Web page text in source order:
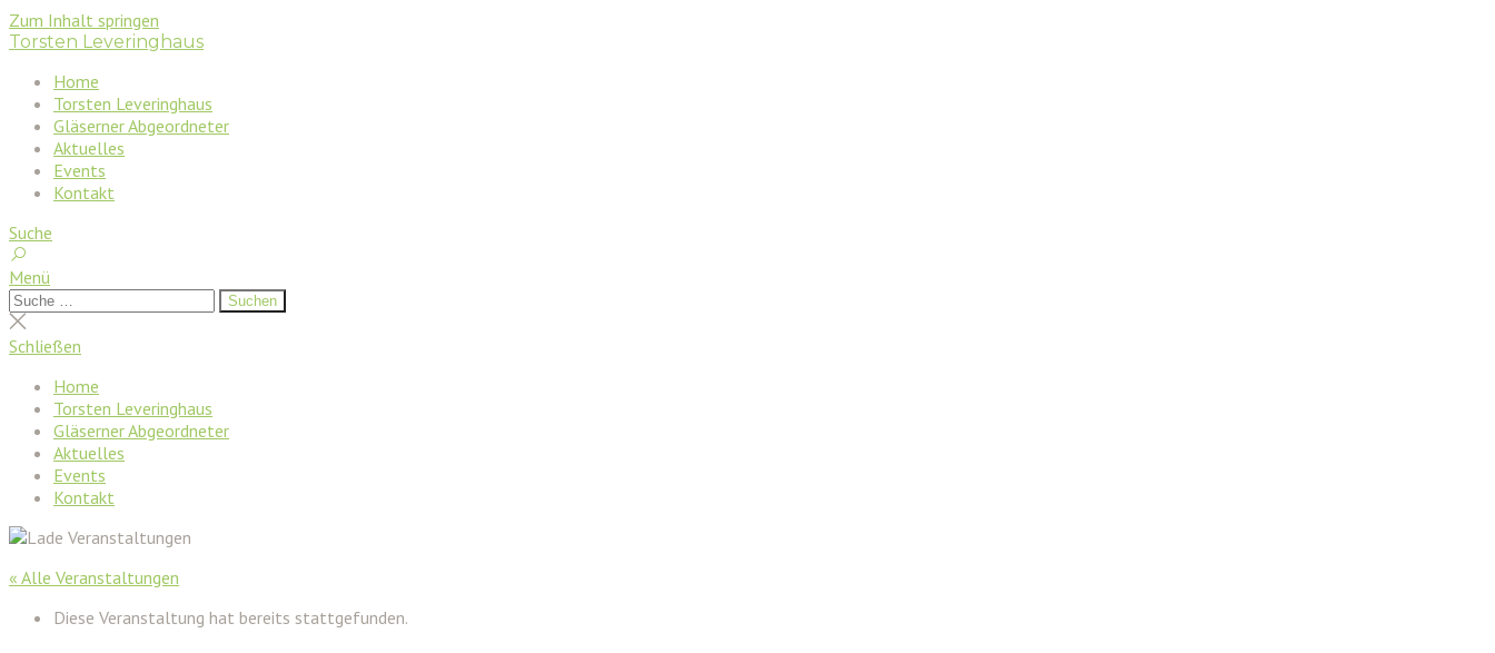
Zum Inhalt springen
Torsten Leveringhaus
Home
Torsten Leveringhaus
Gläserner Abgeordneter
Aktuelles
Events
Kontakt
Suche
Menü
Suchen
nach:
Suchen
Suche
schließen
Schließen
Home
Torsten Leveringhaus
Gläserner Abgeordneter
Aktuelles
Events
Kontakt
« Alle Veranstaltungen
Diese Veranstaltung hat bereits stattgefunden.